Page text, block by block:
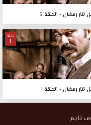
رمضان - الحلقة 3
حلقة
1
رمضان - الحلقة 1
تايم